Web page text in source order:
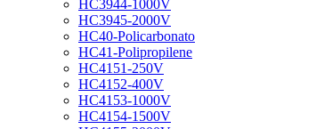
HC3944-1000V
HC3945-2000V
HC40-Policarbonato
HC41-Polipropilene
HC4151-250V
HC4152-400V
HC4153-1000V
HC4154-1500V